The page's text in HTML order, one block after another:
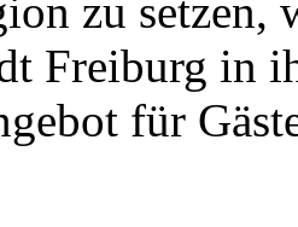
zu
Freiburg in
für